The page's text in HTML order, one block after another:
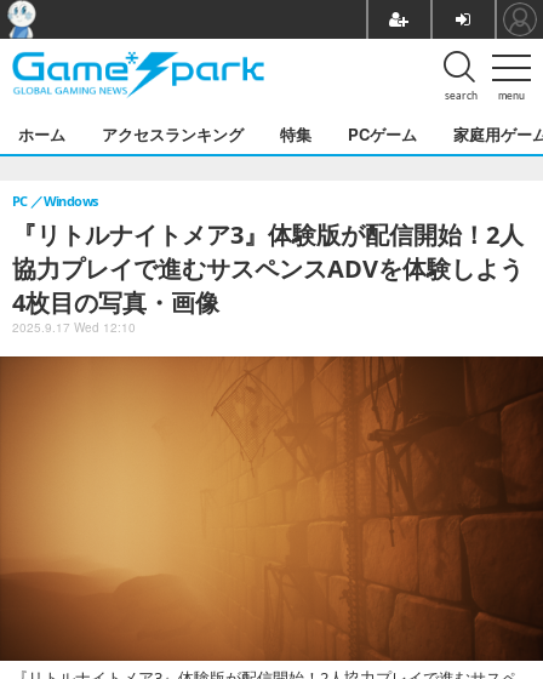
menu
search
ホーム アクセスランキング 特集 PCゲーム 家庭用ゲー
『リトルナイトメア3』体験版が配信開始！2人
協力プレイで進むサスペンスADVを体験しよう
4枚目の写真・画像
PC Windows
2025.9.17 Wed 12:10